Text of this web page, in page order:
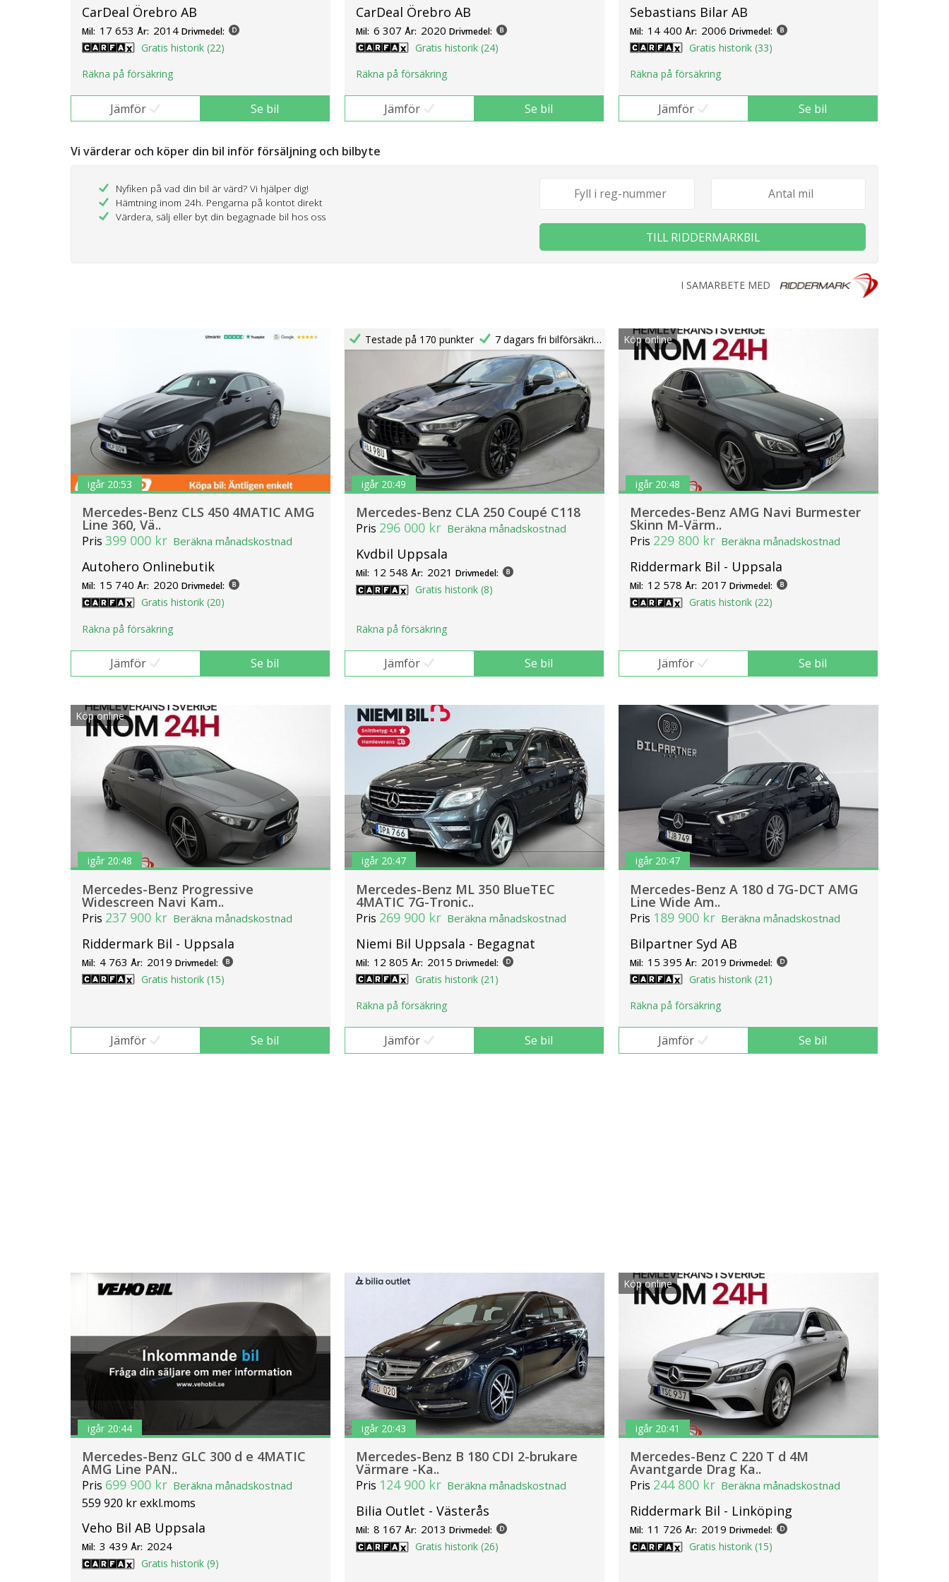
CarDeal Örebro AB
Mil: 17 653 År: 2014 Drivmedel:
Gratis historik (22)
Räkna på försäkring
Jämför Se bil
CarDeal Örebro AB
Mil: 6 307 År: 2020 Drivmedel:
Gratis historik (24)
Räkna på försäkring
Jämför Se bil
Sebastians Bilar AB
Mil: 14 400 År: 2006 Drivmedel:
Gratis historik (33)
Räkna på försäkring
Jämför Se bil
Vi värderar och köper din bil inför försäljning och bilbyte
Nyfiken på vad din bil är värd? Vi hjälper dig!
Hämtning inom 24h. Pengarna på kontot direkt
Värdera, sälj eller byt din begagnade bil hos oss
TILL RIDDERMARKBIL
I SAMARBETE MED
igår 20:53
Mercedes-Benz CLS 450 4MATIC AMG
Line 360, Vä..
Pris 399 000 kr Beräkna månadskostnad
Autohero Onlinebutik
Mil: 15 740 År: 2020 Drivmedel:
Gratis historik (20)
Räkna på försäkring
Jämför Se bil
Testade på 170 punkter 7 dagars fri bilförsäkring
igår 20:49
Mercedes-Benz CLA 250 Coupé C118
Pris 296 000 kr Beräkna månadskostnad
Kvdbil Uppsala
Mil: 12 548 År: 2021 Drivmedel:
Gratis historik (8)
Räkna på försäkring
Jämför Se bil
Köp online
igår 20:48
Mercedes-Benz AMG Navi Burmester
Skinn M-Värm..
Pris 229 800 kr Beräkna månadskostnad
Riddermark Bil - Uppsala
Mil: 12 578 År: 2017 Drivmedel:
Gratis historik (22)
Jämför Se bil
Köp online
igår 20:48
Mercedes-Benz Progressive
Widescreen Navi Kam..
Pris 237 900 kr Beräkna månadskostnad
Riddermark Bil - Uppsala
Mil: 4 763 År: 2019 Drivmedel:
Gratis historik (15)
Jämför Se bil
igår 20:47
Mercedes-Benz ML 350 BlueTEC
4MATIC 7G-Tronic..
Pris 269 900 kr Beräkna månadskostnad
Niemi Bil Uppsala - Begagnat
Mil: 12 805 År: 2015 Drivmedel:
Gratis historik (21)
Räkna på försäkring
Jämför Se bil
igår 20:47
Mercedes-Benz A 180 d 7G-DCT AMG
Line Wide Am..
Pris 189 900 kr Beräkna månadskostnad
Bilpartner Syd AB
Mil: 15 395 År: 2019 Drivmedel:
Gratis historik (21)
Räkna på försäkring
Jämför Se bil
igår 20:44
Mercedes-Benz GLC 300 d e 4MATIC
AMG Line PAN..
Pris 699 900 kr Beräkna månadskostnad
559 920 kr exkl.moms
Veho Bil AB Uppsala
Mil: 3 439 År: 2024
Gratis historik (9)
igår 20:43
Mercedes-Benz B 180 CDI 2-brukare
Värmare -Ka..
Pris 124 900 kr Beräkna månadskostnad
Bilia Outlet - Västerås
Mil: 8 167 År: 2013 Drivmedel:
Gratis historik (26)
Köp online
igår 20:41
Mercedes-Benz C 220 T d 4M
Avantgarde Drag Ka..
Pris 244 800 kr Beräkna månadskostnad
Riddermark Bil - Linköping
Mil: 11 726 År: 2019 Drivmedel:
Gratis historik (15)